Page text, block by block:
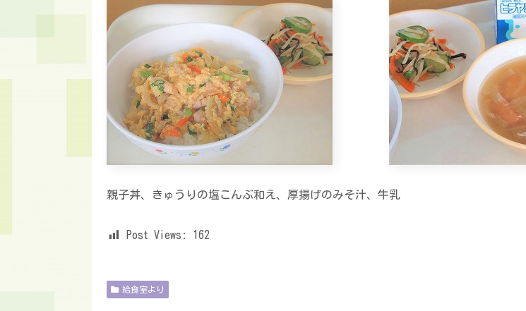
親子丼、きゅうりの塩こんぶ和え、厚揚げのみそ汁、牛乳
Post Views: 162
給食室より